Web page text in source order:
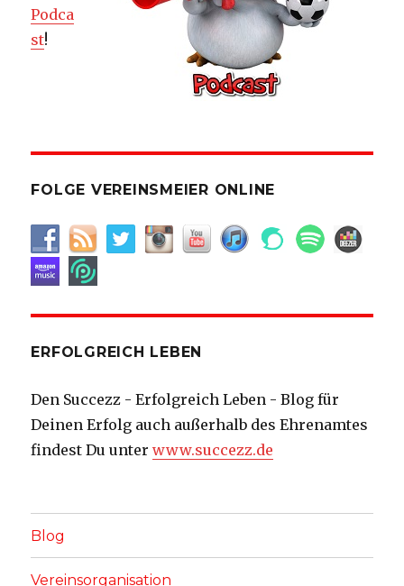
Podca
st!
FOLGE VEREINSMEIER ONLINE
ERFOLGREICH LEBEN
Den Succezz - Erfolgreich Leben - Blog für
Deinen Erfolg auch außerhalb des Ehrenamtes
findest Du unterwww.succezz.de
Blog
Vereinsorganisation